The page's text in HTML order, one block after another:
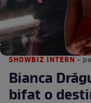
SHOWBIZ INTERN •
Bianca
bifat o